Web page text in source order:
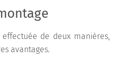
de deux manières,
avantages.